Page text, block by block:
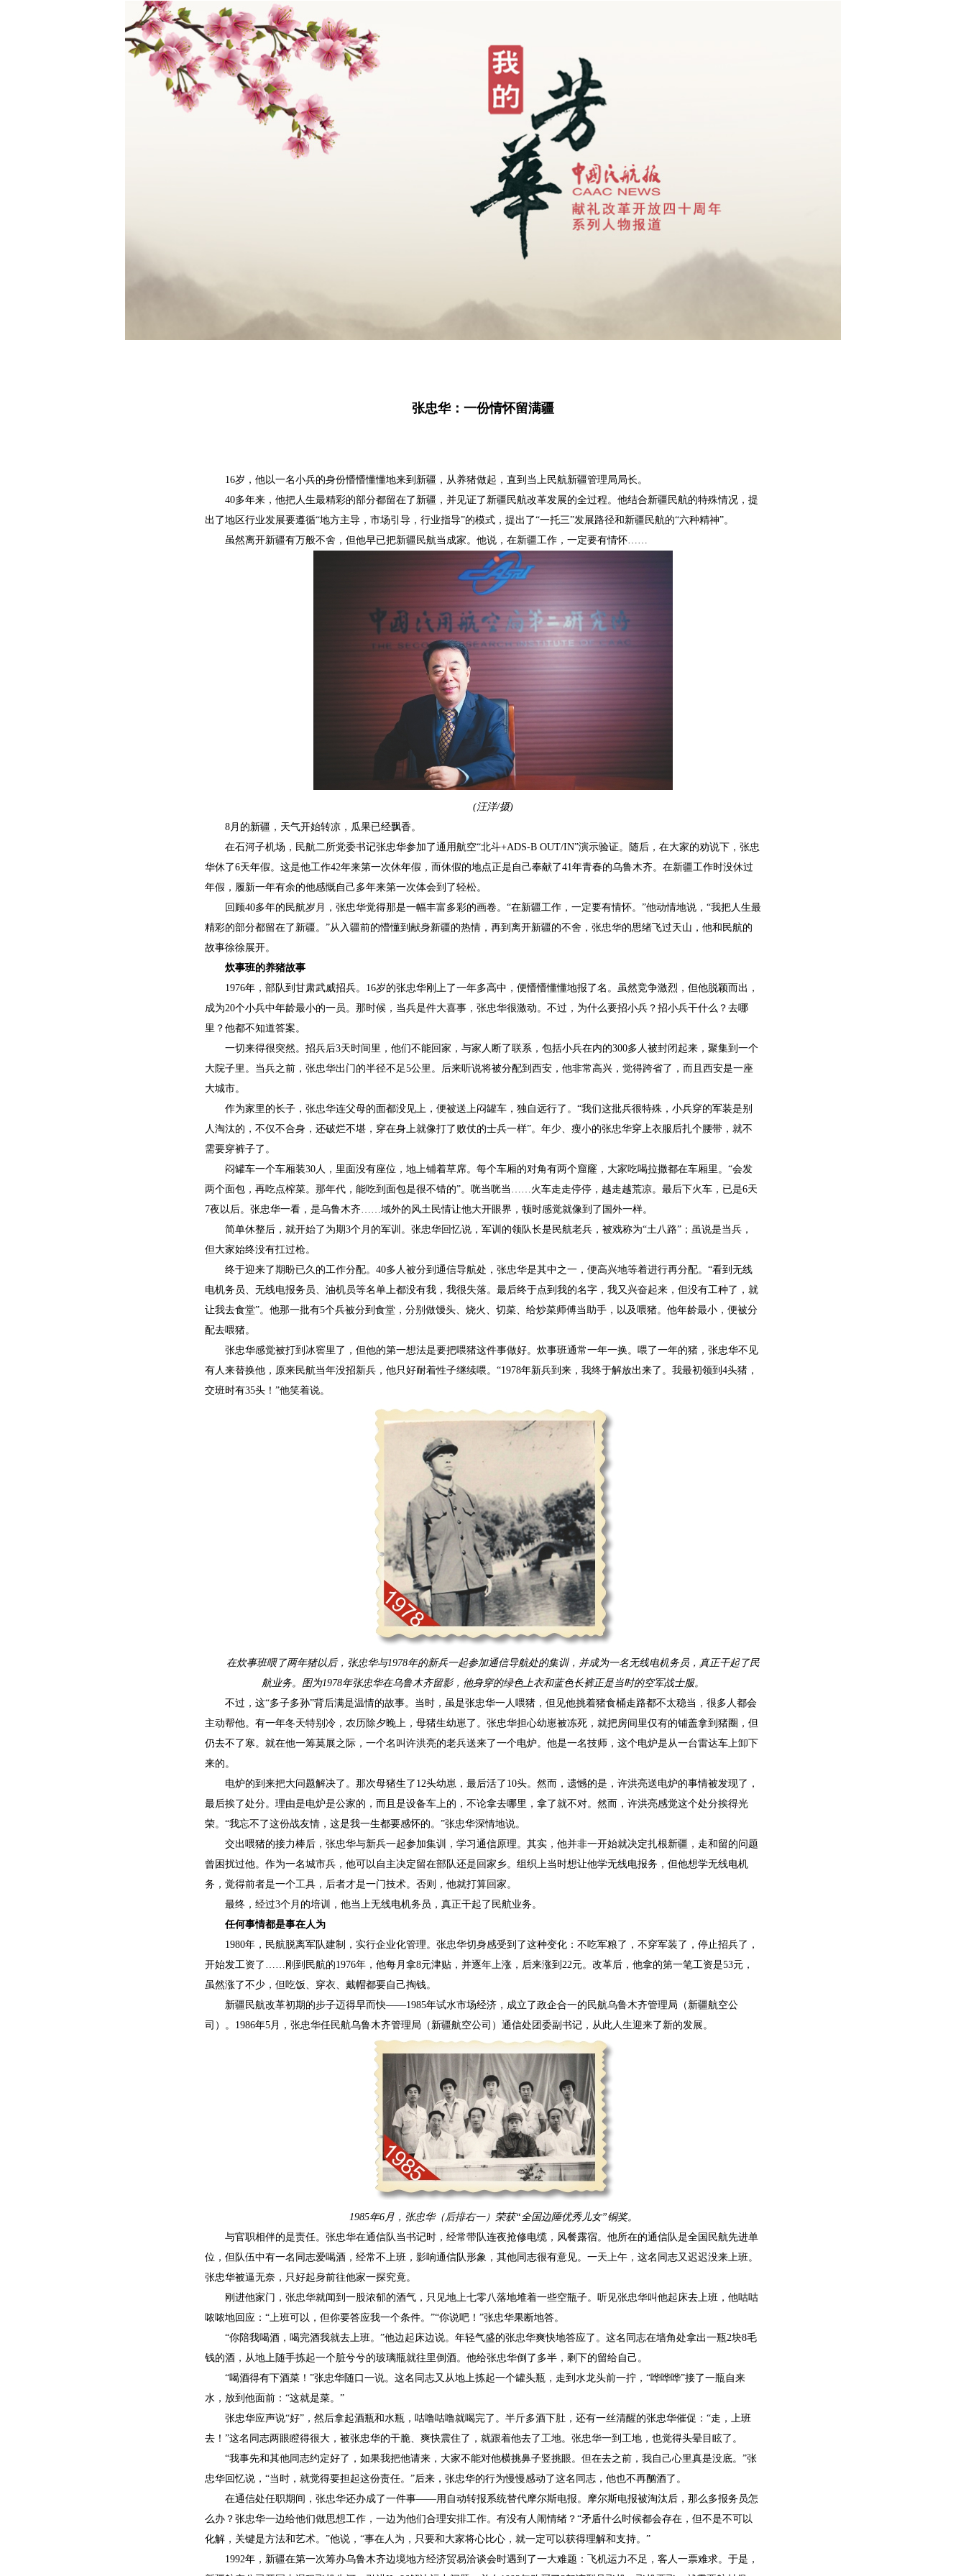
张忠华：一份情怀留满疆
16岁，他以一名小兵的身份懵懵懂懂地来到新疆，从养猪做起，直到当上民航新疆管理局局长。
40多年来，他把人生最精彩的部分都留在了新疆，并见证了新疆民航改革发展的全过程。他结合新疆民航的特殊情况，提
出了地区行业发展要遵循“地方主导，市场引导，行业指导”的模式，提出了“一托三”发展路径和新疆民航的“六种精神”。
虽然离开新疆有万般不舍，但他早已把新疆民航当成家。他说，在新疆工作，一定要有情怀……
(汪洋/摄)
8月的新疆，天气开始转凉，瓜果已经飘香。
在石河子机场，民航二所党委书记张忠华参加了通用航空“北斗+ADS-B OUT/IN”演示验证。随后，在大家的劝说下，张忠
华休了6天年假。这是他工作42年来第一次休年假，而休假的地点正是自己奉献了41年青春的乌鲁木齐。在新疆工作时没休过
年假，履新一年有余的他感慨自己多年来第一次体会到了轻松。
回顾40多年的民航岁月，张忠华觉得那是一幅丰富多彩的画卷。“在新疆工作，一定要有情怀。”他动情地说，“我把人生最
精彩的部分都留在了新疆。”从入疆前的懵懂到献身新疆的热情，再到离开新疆的不舍，张忠华的思绪飞过天山，他和民航的
故事徐徐展开。
炊事班的养猪故事
1976年，部队到甘肃武威招兵。16岁的张忠华刚上了一年多高中，便懵懵懂懂地报了名。虽然竞争激烈，但他脱颖而出，
成为20个小兵中年龄最小的一员。那时候，当兵是件大喜事，张忠华很激动。不过，为什么要招小兵？招小兵干什么？去哪
里？他都不知道答案。
一切来得很突然。招兵后3天时间里，他们不能回家，与家人断了联系，包括小兵在内的300多人被封闭起来，聚集到一个
大院子里。当兵之前，张忠华出门的半径不足5公里。后来听说将被分配到西安，他非常高兴，觉得跨省了，而且西安是一座
大城市。
作为家里的长子，张忠华连父母的面都没见上，便被送上闷罐车，独自远行了。“我们这批兵很特殊，小兵穿的军装是别
人淘汰的，不仅不合身，还破烂不堪，穿在身上就像打了败仗的士兵一样”。年少、瘦小的张忠华穿上衣服后扎个腰带，就不
需要穿裤子了。
闷罐车一个车厢装30人，里面没有座位，地上铺着草席。每个车厢的对角有两个窟窿，大家吃喝拉撒都在车厢里。“会发
两个面包，再吃点榨菜。那年代，能吃到面包是很不错的”。咣当咣当……火车走走停停，越走越荒凉。最后下火车，已是6天
7夜以后。张忠华一看，是乌鲁木齐……域外的风土民情让他大开眼界，顿时感觉就像到了国外一样。
简单休整后，就开始了为期3个月的军训。张忠华回忆说，军训的领队长是民航老兵，被戏称为“土八路”；虽说是当兵，
但大家始终没有扛过枪。
终于迎来了期盼已久的工作分配。40多人被分到通信导航处，张忠华是其中之一，便高兴地等着进行再分配。“看到无线
电机务员、无线电报务员、油机员等名单上都没有我，我很失落。最后终于点到我的名字，我又兴奋起来，但没有工种了，就
让我去食堂”。他那一批有5个兵被分到食堂，分别做馒头、烧火、切菜、给炒菜师傅当助手，以及喂猪。他年龄最小，便被分
配去喂猪。
张忠华感觉被打到冰窖里了，但他的第一想法是要把喂猪这件事做好。炊事班通常一年一换。喂了一年的猪，张忠华不见
有人来替换他，原来民航当年没招新兵，他只好耐着性子继续喂。“1978年新兵到来，我终于解放出来了。我最初领到4头猪，
交班时有35头！”他笑着说。
在炊事班喂了两年猪以后，张忠华与1978年的新兵一起参加通信导航处的集训，并成为一名无线电机务员，真正干起了民
航业务。图为1978年张忠华在乌鲁木齐留影，他身穿的绿色上衣和蓝色长裤正是当时的空军战士服。
不过，这“多子多孙”背后满是温情的故事。当时，虽是张忠华一人喂猪，但见他挑着猪食桶走路都不太稳当，很多人都会
主动帮他。有一年冬天特别冷，农历除夕晚上，母猪生幼崽了。张忠华担心幼崽被冻死，就把房间里仅有的铺盖拿到猪圈，但
仍去不了寒。就在他一筹莫展之际，一个名叫许洪亮的老兵送来了一个电炉。他是一名技师，这个电炉是从一台雷达车上卸下
来的。
电炉的到来把大问题解决了。那次母猪生了12头幼崽，最后活了10头。然而，遗憾的是，许洪亮送电炉的事情被发现了，
最后挨了处分。理由是电炉是公家的，而且是设备车上的，不论拿去哪里，拿了就不对。然而，许洪亮感觉这个处分挨得光
荣。“我忘不了这份战友情，这是我一生都要感怀的。”张忠华深情地说。
交出喂猪的接力棒后，张忠华与新兵一起参加集训，学习通信原理。其实，他并非一开始就决定扎根新疆，走和留的问题
曾困扰过他。作为一名城市兵，他可以自主决定留在部队还是回家乡。组织上当时想让他学无线电报务，但他想学无线电机
务，觉得前者是一个工具，后者才是一门技术。否则，他就打算回家。
最终，经过3个月的培训，他当上无线电机务员，真正干起了民航业务。
任何事情都是事在人为
1980年，民航脱离军队建制，实行企业化管理。张忠华切身感受到了这种变化：不吃军粮了，不穿军装了，停止招兵了，
开始发工资了……刚到民航的1976年，他每月拿8元津贴，并逐年上涨，后来涨到22元。改革后，他拿的第一笔工资是53元，
虽然涨了不少，但吃饭、穿衣、戴帽都要自己掏钱。
新疆民航改革初期的步子迈得早而快——1985年试水市场经济，成立了政企合一的民航乌鲁木齐管理局（新疆航空公
司）。1986年5月，张忠华任民航乌鲁木齐管理局（新疆航空公司）通信处团委副书记，从此人生迎来了新的发展。
1985年6月，张忠华（后排右一）荣获“全国边陲优秀儿女”铜奖。
与官职相伴的是责任。张忠华在通信队当书记时，经常带队连夜抢修电缆，风餐露宿。他所在的通信队是全国民航先进单
位，但队伍中有一名同志爱喝酒，经常不上班，影响通信队形象，其他同志很有意见。一天上午，这名同志又迟迟没来上班。
张忠华被逼无奈，只好起身前往他家一探究竟。
刚进他家门，张忠华就闻到一股浓郁的酒气，只见地上七零八落地堆着一些空瓶子。听见张忠华叫他起床去上班，他咕咕
哝哝地回应：“上班可以，但你要答应我一个条件。”“你说吧！”张忠华果断地答。
“你陪我喝酒，喝完酒我就去上班。”他边起床边说。年轻气盛的张忠华爽快地答应了。这名同志在墙角处拿出一瓶2块8毛
钱的酒，从地上随手拣起一个脏兮兮的玻璃瓶就往里倒酒。他给张忠华倒了多半，剩下的留给自己。
“喝酒得有下酒菜！”张忠华随口一说。这名同志又从地上拣起一个罐头瓶，走到水龙头前一拧，“哗哗哗”接了一瓶自来
水，放到他面前：“这就是菜。”
张忠华应声说“好”，然后拿起酒瓶和水瓶，咕噜咕噜就喝完了。半斤多酒下肚，还有一丝清醒的张忠华催促：“走，上班
去！”这名同志两眼瞪得很大，被张忠华的干脆、爽快震住了，就跟着他去了工地。张忠华一到工地，也觉得头晕目眩了。
“我事先和其他同志约定好了，如果我把他请来，大家不能对他横挑鼻子竖挑眼。但在去之前，我自己心里真是没底。”张
忠华回忆说，“当时，就觉得要担起这份责任。”后来，张忠华的行为慢慢感动了这名同志，他也不再酗酒了。
在通信处任职期间，张忠华还办成了一件事——用自动转报系统替代摩尔斯电报。摩尔斯电报被淘汰后，那么多报务员怎
么办？张忠华一边给他们做思想工作，一边为他们合理安排工作。有没有人闹情绪？“矛盾什么时候都会存在，但不是不可以
化解，关键是方法和艺术。”他说，“事在人为，只要和大家将心比心，就一定可以获得理解和支持。”
1992年，新疆在第一次筹办乌鲁木齐边境地方经济贸易洽谈会时遇到了一大难题：飞机运力不足，客人一票难求。于是，